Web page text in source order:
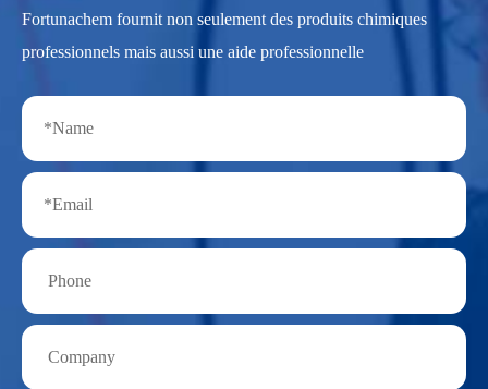
Fortunachem fournit non seulement des produits chimiques
professionnels mais aussi une aide professionnelle